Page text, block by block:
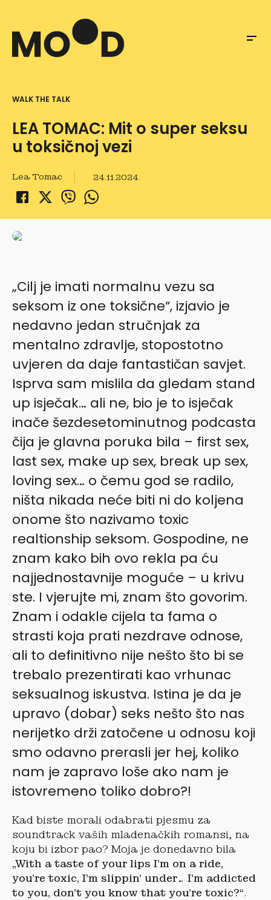
WALK THE TALK
LEA TOMAC: Mit o super seksu
u toksičnoj vezi
Lea Tomac 24.11.2024.
„Cilj je imati normalnu vezu sa
seksom iz one toksične“, izjavio je
nedavno jedan stručnjak za
mentalno zdravlje, stopostotno
uvjeren da daje fantastičan savjet.
Isprva sam mislila da gledam stand
up isječak… ali ne, bio je to isječak
inače šezdesetominutnog podcasta
čija je glavna poruka bila – first sex,
last sex, make up sex, break up sex,
loving sex… o čemu god se radilo,
ništa nikada neće biti ni do koljena
onome što nazivamo toxic
realtionship seksom. Gospodine, ne
znam kako bih ovo rekla pa ću
najjednostavnije moguće – u krivu
ste. I vjerujte mi, znam što govorim.
Znam i odakle cijela ta fama o
strasti koja prati nezdrave odnose,
ali to definitivno nije nešto što bi se
trebalo prezentirati kao vrhunac
seksualnog iskustva. Istina je da je
upravo (dobar) seks nešto što nas
nerijetko drži zatočene u odnosu koji
smo odavno prerasli jer hej, koliko
nam je zapravo loše ako nam je
istovremeno toliko dobro?!
Kad biste morali odabrati pjesmu za
soundtrack vaših mladenačkih romansi, na
koju bi izbor pao? Moja je donedavno bila
„With a taste of your lips I’m on a ride,
you’re toxic, I’m slippin’ under… I’m addicted
to you, don’t you know that you’re toxic?“.